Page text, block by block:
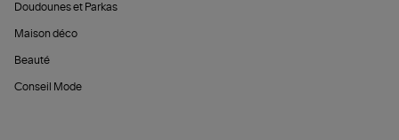
Doudounes et Parkas
Maison déco
Beauté
Conseil Mode